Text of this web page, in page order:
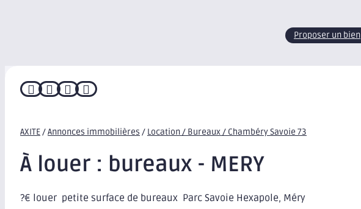
Proposer un bien
   
AXITE/Annonces immobilières / Location / Bureaux / Chambéry Savoie 73
À louer : bureaux - MERY
?€ louer  petite surface de bureaux  Parc Savoie Hexapole, Méry